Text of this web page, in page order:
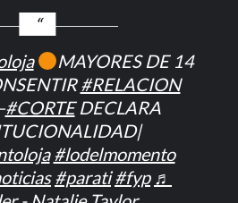
MAYORES DE 14
#RELACION
#CORTEDECLARA
#lodelmomento
#parati #fyp ♬